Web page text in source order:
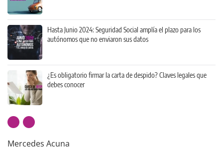
Mercedes Acuna
Hasta Junio 2024: Seguridad Social amplía el plazo para los
autónomos que no enviaron sus datos
¿Es obligatorio firmar la carta de despido? Claves legales que
debes conocer